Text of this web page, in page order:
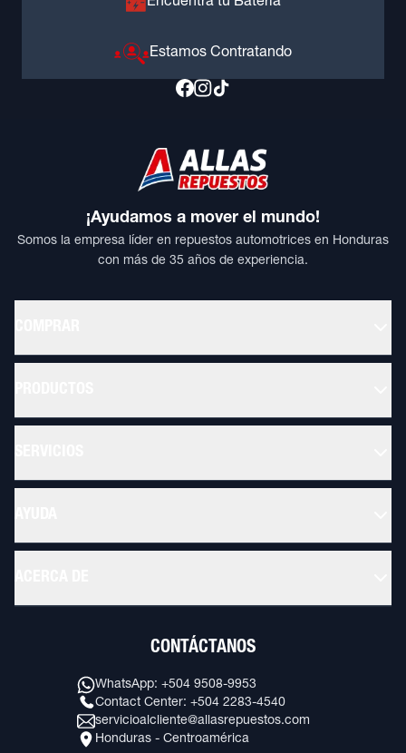
Estamos Contratando
¡Ayudamos a mover el mundo!
Somos la empresa líder en repuestos automotrices en Honduras
con más de 35 años de experiencia.
CONTÁCTANOS
WhatsApp: +504 9508-9953
Contact Center: +504 2283-4540
servicioalcliente@allasrepuestos.com
Honduras - Centroamérica